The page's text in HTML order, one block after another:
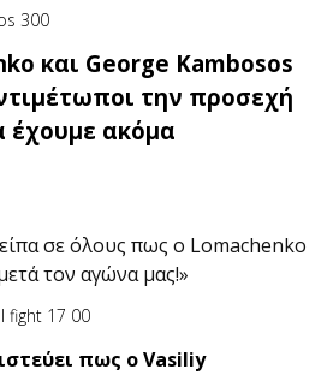
και George Kambosos
την προσεχή
έχουμε ακόμα
σε όλους πως ο Lomachenko
τον αγώνα μας!»
πως ο Vasiliy